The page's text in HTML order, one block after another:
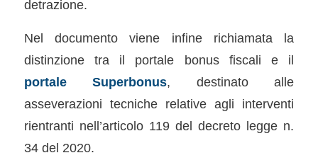
detrazione.
Nel documento viene infine richiamata la
distinzione tra il portale bonus fiscali e il
portale Superbonus, destinato alle
asseverazioni tecniche relative agli interventi
rientranti nell’articolo 119 del decreto legge n.
34 del 2020.